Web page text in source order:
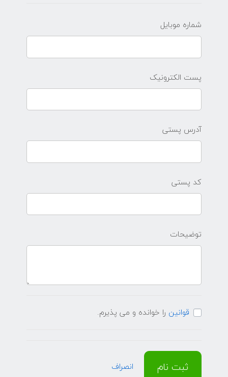
شماره موبایل
پست الکترونیک
آدرس پستی
کد پستی
توضیحات
قوانین را خوانده و می پذیرم.
ثبت نام انصراف